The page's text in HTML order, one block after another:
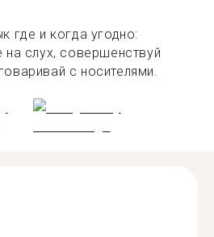
где и когда угодно:
на слух, совершенствуй
с носителями.